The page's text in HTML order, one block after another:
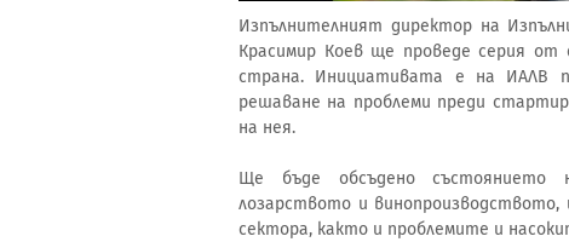
Изпълнителният директор на
Красимир Коев ще проведе серия
страна. Инициативата е на ИАЛВ
решаване на проблеми преди
на нея.
Ще бъде обсъдено състоянието
лозарството и
сектора, както и проблемите и